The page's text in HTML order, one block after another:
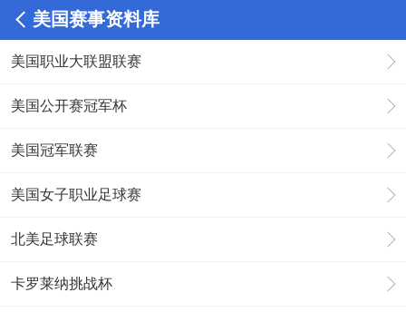
美国赛事资料库
美国职业大联盟联赛
美国公开赛冠军杯
美国冠军联赛
美国女子职业足球赛
北美足球联赛
卡罗莱纳挑战杯